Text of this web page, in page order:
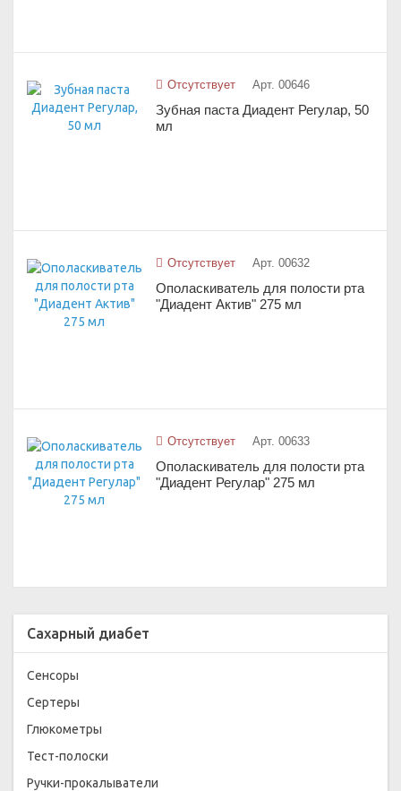
Отсутствует Арт. 00646
Зубная паста Диадент Регулар, 50
мл
Отсутствует Арт. 00632
Ополаскиватель для полости рта
"Диадент Актив" 275 мл
Отсутствует Арт. 00633
Ополаскиватель для полости рта
"Диадент Регулар" 275 мл
Сахарный диабет
Сенсоры
Сертеры
Глюкометры
Тест-полоски
Ручки-прокалыватели